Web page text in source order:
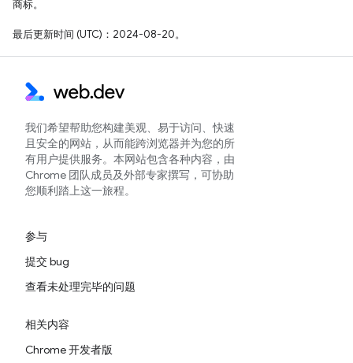
商标。
最后更新时间 (UTC)：2024-08-20。
我们希望帮助您构建美观、易于访问、快速
且安全的网站，从而能跨浏览器并为您的所
有用户提供服务。本网站包含各种内容，由
Chrome 团队成员及外部专家撰写，可协助
您顺利踏上这一旅程。
参与
提交 bug
查看未处理完毕的问题
相关内容
Chrome 开发者版